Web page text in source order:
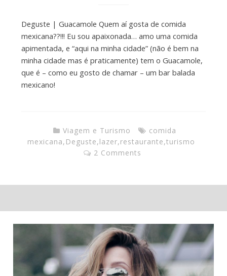
Deguste | Guacamole Quem aí gosta de comida
mexicana??!!! Eu sou apaixonada… amo uma comida
apimentada, e “aqui na minha cidade” (não é bem na
minha cidade mas é praticamente) tem o Guacamole,
que é – como eu gosto de chamar – um bar balada
mexicano!
Viagem e Turismo
comida
mexicana, Deguste,lazer,restaurante,turismo
2 Comments